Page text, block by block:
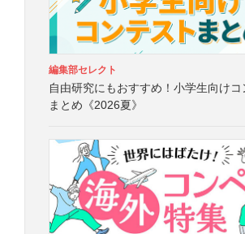
編集部セレクト
自由研究にもおすすめ！小学生向けコ
まとめ《2026夏》